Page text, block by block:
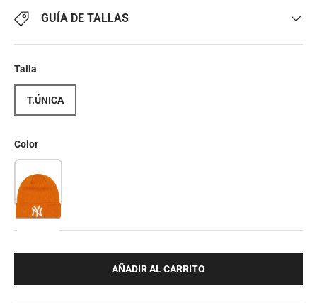
GUÍA DE TALLAS
Talla
T.ÚNICA
Color
AÑADIR AL CARRITO